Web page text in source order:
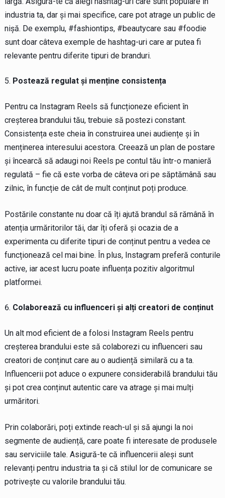
industria ta, dar și mai specifice, care pot atrage un public de
nișă. De exemplu, #fashiontips, #beautycare sau #foodie
sunt doar câteva exemple de hashtag-uri care ar putea fi
relevante pentru diferite tipuri de branduri.
Postează regulat și menține consistența
Pentru ca Instagram Reels să funcționeze eficient în
creșterea brandului tău, trebuie să postezi constant.
Consistența este cheia în construirea unei audiențe și în
menținerea interesului acestora. Creează un plan de postare
și încearcă să adaugi noi Reels pe contul tău într-o manieră
regulată – fie că este vorba de câteva ori pe săptămână sau
zilnic, în funcție de cât de mult conținut poți produce.
Postările constante nu doar că îți ajută brandul să rămână în
atenția urmăritorilor tăi, dar îți oferă și ocazia de a
experimenta cu diferite tipuri de conținut pentru a vedea ce
funcționează cel mai bine. În plus, Instagram preferă conturile
active, iar acest lucru poate influența pozitiv algoritmul
platformei.
Colaborează cu influenceri și alți creatori de conținut
Un alt mod eficient de a folosi Instagram Reels pentru
creșterea brandului este să colaborezi cu influenceri sau
creatori de conținut care au o audiență similară cu a ta.
Influencerii pot aduce o expunere considerabilă brandului tău
și pot crea conținut autentic care va atrage și mai mulți
urmăritori.
Prin colaborări, poți extinde reach-ul și să ajungi la noi
segmente de audiență, care poate fi interesate de produsele
sau serviciile tale. Asigură-te că influencerii aleși sunt
relevanți pentru industria ta și că stilul lor de comunicare se
potrivește cu valorile brandului tău.